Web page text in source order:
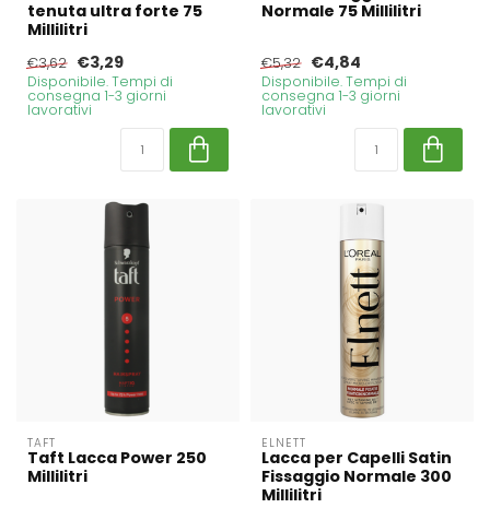
tenuta ultra forte 75
Millilitri
€3,62 €3,29
Disponibile. Tempi di
consegna 1-3 giorni
lavorativi
Normale 75 Millilitri
€5,32 €4,84
Disponibile. Tempi di
consegna 1-3 giorni
lavorativi
TAFT
Taft Lacca Power 250
Millilitri
ELNETT
Lacca per Capelli Satin
Fissaggio Normale 300
Millilitri